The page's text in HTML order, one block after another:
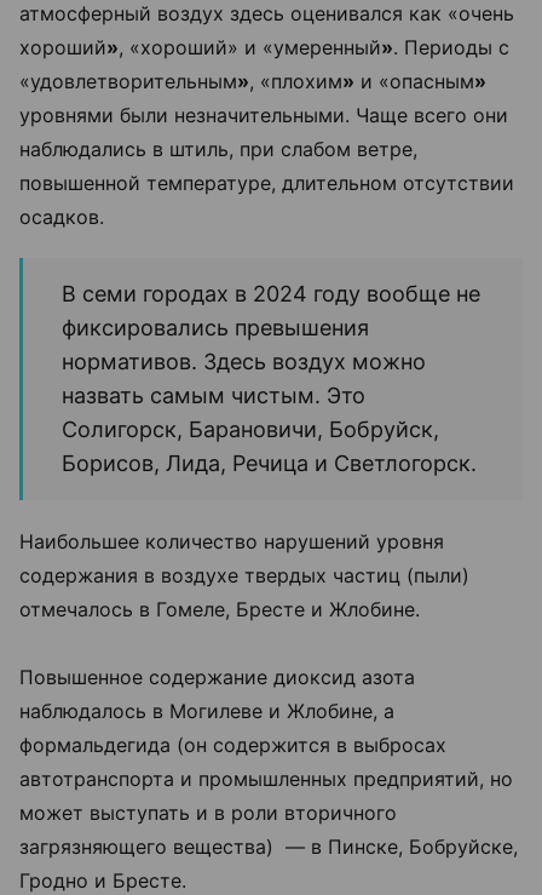
атмосферный воздух здесь оценивался как «очень
хороший», «хороший» и «умеренный». Периоды с
«удовлетворительным», «плохим» и «опасным»
уровнями были незначительными. Чаще всего они
наблюдались в штиль, при слабом ветре,
повышенной температуре, длительном отсутствии
осадков.
В семи городах в 2024 году вообще не
фиксировались превышения
нормативов. Здесь воздух можно
назвать самым чистым. Это
Солигорск, Барановичи, Бобруйск,
Борисов, Лида, Речица и Светлогорск.
Наибольшее количество нарушений уровня
содержания в воздухе твердых частиц (пыли)
отмечалось в Гомеле, Бресте и Жлобине.
Повышенное содержание диоксид азота
наблюдалось в Могилеве и Жлобине, а
формальдегида (он содержится в выбросах
автотранспорта и промышленных предприятий, но
может выступать и в роли вторичного
загрязняющего вещества) — в Пинске, Бобруйске,
Гродно и Бресте.